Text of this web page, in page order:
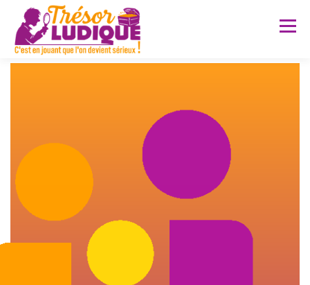
Menu
SERVICES SUR MESURE
RÉALISATIONS CONTACT